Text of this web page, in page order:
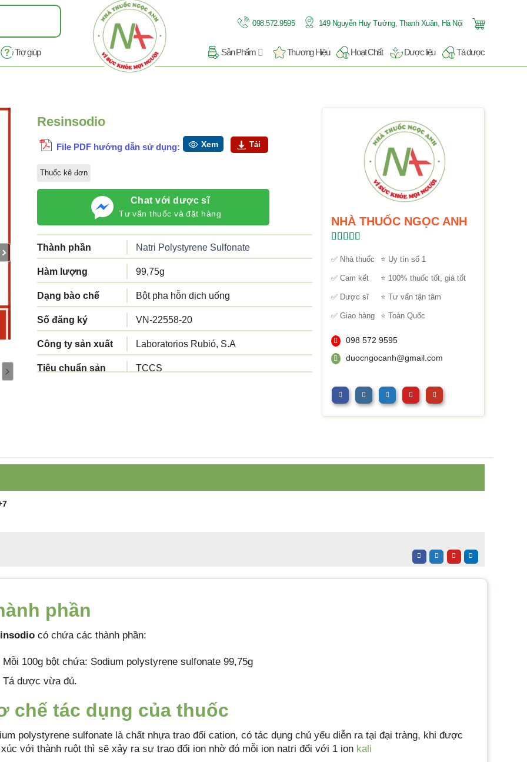
098.572.9595 149 Nguyễn Huy Tưởng, Thanh Xuân, Hà Nội
Trợ giúp Sản Phẩm Thương Hiệu Hoạt Chất Dược liệu Tá dược
Chat với dược sĩ
Tư vấn thuốc và đặt hàng
Resinsodio
File PDF hướng dẫn sử dụng: Xem Tải
Thuốc kê đơn
Thành phần Natri Polystyrene Sulfonate
Hàm lượng 99,75g
Dạng bào chế Bột pha hỗn dịch uống
Số đăng ký VN-22558-20
Công ty sản xuất Laboratorios Rubió, S.A
Tiêu chuẩn sản
TCCS
NHÀ THUỐC NGỌC ANH
hạng5.005
✅ Nhà thuốc ⭐ Uy tín số 1
✅ Cam kết ⭐ 100% thuốc tốt, giá tốt
✅ Dược sĩ ⭐ Tư vấn tận tâm
✅ Giao hàng ⭐ Toàn Quốc
098 572 9595
duocngocanh@gmail.com
phần
có chứa các thành phần:
Mỗi 100g bột chứa: Sodium polystyrene sulfonate 99,75g
Tá dược vừa đủ.
chế tác dụng của thuốc
polystyrene sulfonate là chất nhựa trao đổi cation, có tác dụng chủ yếu diễn ra tại đại tràng, khi được
với thành ruột thì sẽ xảy ra sự trao đổi ion nhờ đó mỗi ion natri đổi với 1 ion kali